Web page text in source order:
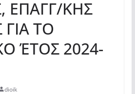
ΕΠΑΓΓ/ΚΗΣ
ΤΟ
ΈΤΟΣ 2024-
dioik